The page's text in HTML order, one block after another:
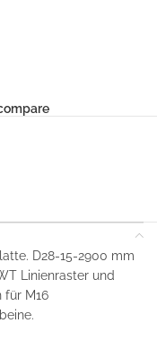
D28-15-2900 mm
Linienraster und
für M16